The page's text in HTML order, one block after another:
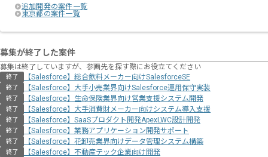
追加開発の案件一覧
東京都の案件一覧
募集が終了した案件
募集は終了していますが、参画先を探す際にお役立てください
終了 【Salesforce】総合飲料メーカー向けSalesforceSE
終了 【Salesforce】大手小売業界向けSalesforce運用保守実装
終了 【Salesforce】生命保険業界向け営業支援システム開発
終了 【Salesforce】大手消費財メーカー向けシステム導入支援
終了 【Salesforce】SaaSプロダクト開発ApexLWC設計開発
終了 【Salesforce】業務アプリケーション開発サポート
終了 【Salesforce】花卸売業界向けデータ管理システム構築
終了
【Salesforce】不動産テック企業向け開発